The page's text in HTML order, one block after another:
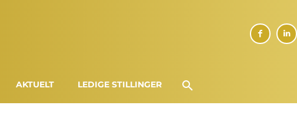
AKTUELT LEDIGE STILLINGER